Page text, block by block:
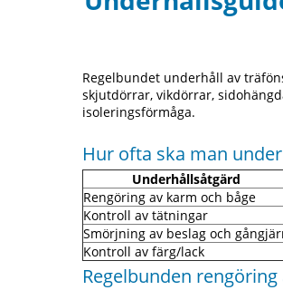
Regelbundet underhåll av
skjutdörrar, vikdörrar,
isoleringsförmåga.
Hur ofta ska man
Underhållsåtgärd
Rengöring av karm och båge
Kontroll av tätningar
Smörjning av beslag och
Kontroll av färg/lack
Regelbunden